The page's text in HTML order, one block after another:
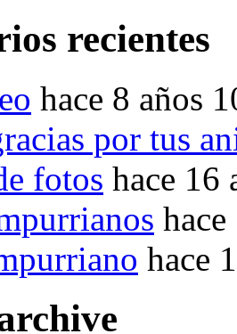
recientes
hace 8 años
por tus
fotos hace 16
hace